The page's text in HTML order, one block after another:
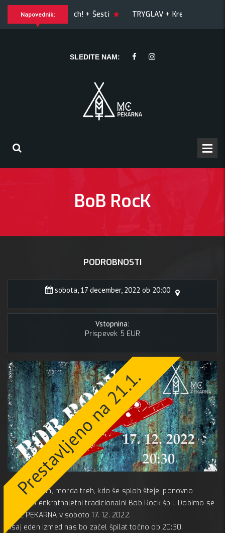
Napovednik:
OF JOY + Match! + Šesti
TRYGLAV + Kresnik + Morywa
Morywa
YAWNING MAN (US), Hrmülja (HR), A Gram trip (HR)
SLEDITE NAM:
BoB RocK
PODROBNOSTI
sobota, 17 december, 2022 ob 20:00
Vstopnina:
Prispevek 5 EUR
Prestavljeno na 21.1.
Po dveh letih, morda treh, kdo še sploh šteje, ponovno
uvajamo enkratnaletni tradicionalni Bob Rock špil. Dobimo se
v MC PEKARNA v soboto 17. 12. 2022.
Vsaj eden izmed nas bo začel špilat točno ob 20:30.